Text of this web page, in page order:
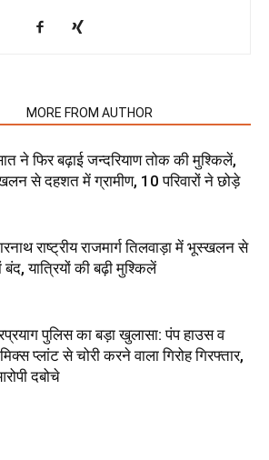
MORE FROM AUTHOR
ने फिर बढ़ाई जन्दरियाण तोक की मुश्किलें,
से दहशत में ग्रामीण, 10 परिवारों ने छोड़े
राष्ट्रीय राजमार्ग तिलवाड़ा में भूस्खलन से
बंद, यात्रियों की बढ़ी मुश्किलें
पुलिस का बड़ा खुलासा: पंप हाउस व
प्लांट से चोरी करने वाला गिरोह गिरफ्तार,
दबोचे